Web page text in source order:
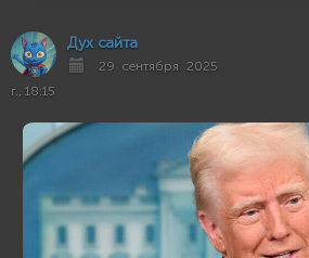
Дух сайта
29 сентября 2025
г., 18:15